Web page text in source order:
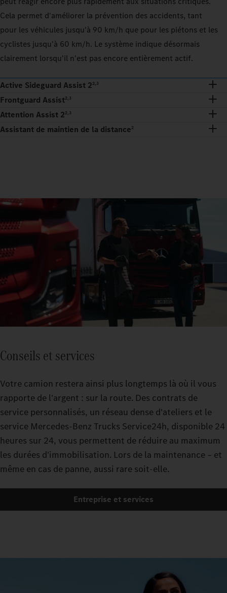
Cela permet d'améliorer la prévention des accidents, tant
pour les véhicules jusqu'à 90 km/h que pour les piétons et les
cyclistes jusqu'à 60 km/h. Le système indique désormais
clairement lorsqu'il n'est pas encore entièrement actif.
Active Sideguard Assist 22,3
Frontguard Assist2,3
Attention Assist 22,3
Assistant de maintien de la distance2
Conseils et services
Votre camion restera ainsi plus longtemps là où il vous
rapporte de l'argent : sur la route. Des contrats de
service personnalisés, un réseau dense d'ateliers et le
service Mercedes-Benz Trucks Service24h, disponible 24
heures sur 24, vous permettent de réduire au maximum
les durées d'immobilisation. Lors de la maintenance – et
même en cas de panne, aussi rare soit-elle.
Entreprise et services